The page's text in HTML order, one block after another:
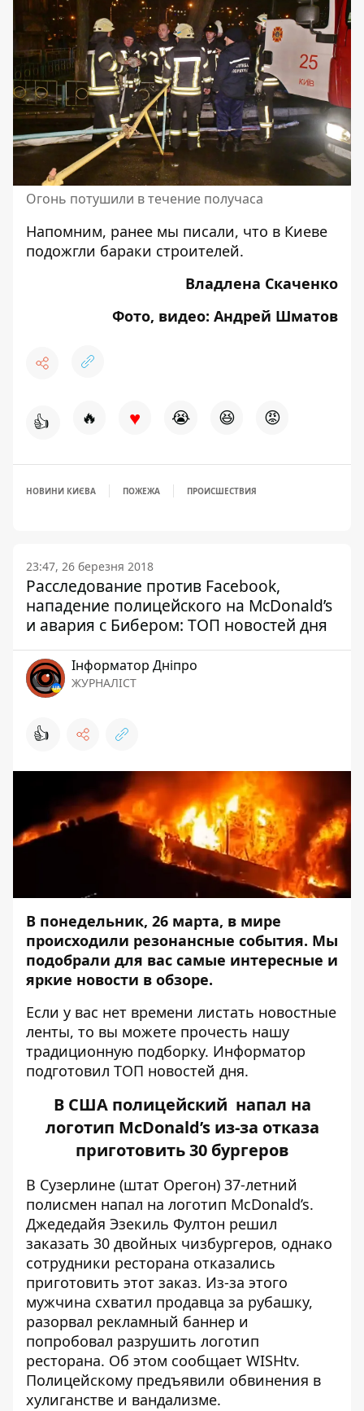
Огонь потушили в течение получаса
Напомним, ранее мы писали, что в Киеве
подожгли бараки строителей.
Владлена Скаченко
Фото, видео: Андрей Шматов
👍 🔥 ♥ 😭 😆 😡
НОВИНИ КИЄВА ПОЖЕЖА ПРОИСШЕСТВИЯ
23:47, 26 березня 2018
Расследование против Facebook,
нападение полицейского на McDonald’s
и авария с Бибером: ТОП новостей дня
Інформатор Дніпро
ЖУРНАЛІСТ
👍
В понедельник, 26 марта, в мире
происходили резонансные события. Мы
подобрали для вас самые интересные и
яркие новости в обзоре.
Если у вас нет времени листать новостные
ленты, то вы можете прочесть нашу
традиционную подборку. Информатор
подготовил ТОП новостей дня.
В США полицейский напал на
логотип McDonald’s из-за отказа
приготовить 30 бургеров
В Сузерлине (штат Орегон) 37-летний
полисмен напал на логотип McDonald’s.
Джедедайя Эзекиль Фултон решил
заказать 30 двойных чизбургеров, однако
сотрудники ресторана отказались
приготовить этот заказ. Из-за этого
мужчина схватил продавца за рубашку,
разорвал рекламный баннер и
попробовал разрушить логотип
ресторана. Об этом сообщает WISHtv.
Полицейскому предъявили обвинения в
хулиганстве и вандализме.